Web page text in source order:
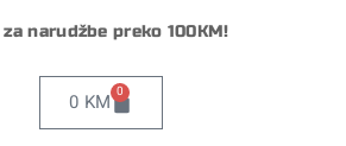
narudžbe preko 100KM!
0 KM 0